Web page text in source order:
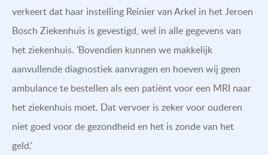
verkeert dat haar instelling Reinier van Arkel in het Jeroen
Bosch Ziekenhuis is gevestigd, wel in alle gegevens van
het ziekenhuis. 'Bovendien kunnen we makkelijk
aanvullende diagnostiek aanvragen en hoeven wij geen
ambulance te bestellen als een patiënt voor een MRI naar
het ziekenhuis moet. Dat vervoer is zeker voor ouderen
niet goed voor de gezondheid en het is zonde van het
geld.'